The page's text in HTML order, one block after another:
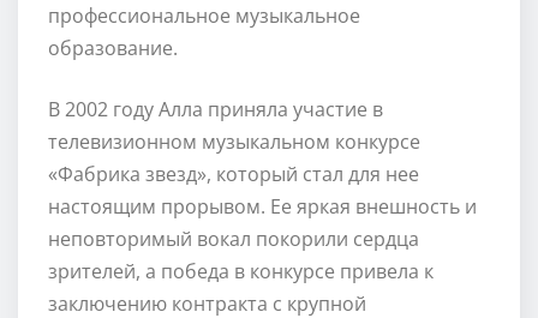
профессиональное музыкальное
образование.
В 2002 году Алла приняла участие в
телевизионном музыкальном конкурсе
«Фабрика звезд», который стал для нее
настоящим прорывом. Ее яркая внешность и
неповторимый вокал покорили сердца
зрителей, а победа в конкурсе привела к
заключению контракта с крупной